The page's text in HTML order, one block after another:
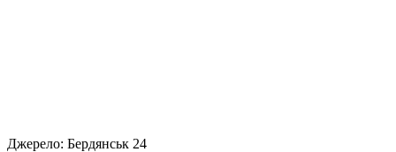
Джерело: Бердянськ 24